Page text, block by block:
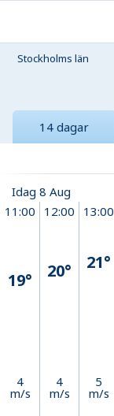
Stockholms län
14 dagar
Idag 8 Aug
11:00
19°
4
m/s
12:00
20°
4
m/s
13:00
21°
5
m/s